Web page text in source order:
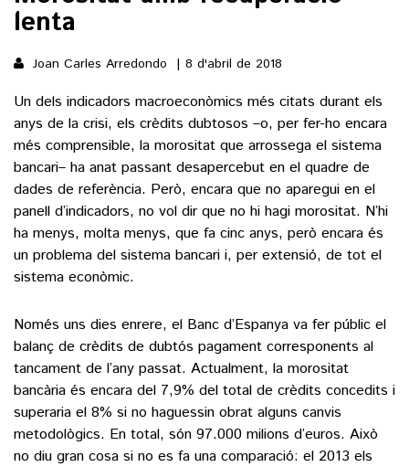
ACTUALITAT
POLÍTICA
SOCIETAT
ECONOMIA
VEURE TOTES
ESPORTS
FUTBOL
HOQUEI PATINS
MOTOR
CULTURA
ARTS ESCÈNIQUES
CALAIX
VEURE TOTES
SUPLEMENTS
9MAGAZÍN
AGENDA
BLOGOSFERA
lenta
Joan Carles Arredondo 8 d'abril de 2018
Un dels indicadors macroeconòmics més citats durant els
anys de la crisi, els crèdits dubtosos –o, per fer-ho encara
més comprensible, la morositat que arrossega el sistema
bancari– ha anat passant desapercebut en el quadre de
dades de referència. Però, encara que no aparegui en el
panell d’indicadors, no vol dir que no hi hagi morositat. N’hi
ha menys, molta menys, que fa cinc anys, però encara és
un problema del sistema bancari i, per extensió, de tot el
sistema econòmic.
Només uns dies enrere, el Banc d’Espanya va fer públic el
balanç de crèdits de dubtós pagament corresponents al
tancament de l’any passat. Actualment, la morositat
bancària és encara del 7,9% del total de crèdits concedits i
superaria el 8% si no haguessin obrat alguns canvis
metodològics. En total, són 97.000 milions d’euros. Això
no diu gran cosa si no es fa una comparació: el 2013 els